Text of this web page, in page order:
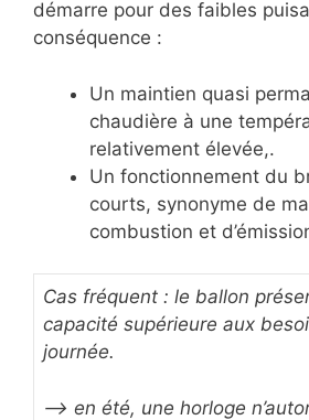
démarre pour des faibles
conséquence :
Un maintien quasi
chaudière à une
relativement élevée,.
Un fonctionnement du
courts, synonyme de
combustion et
Cas fréquent : le ballon
capacité supérieure aux
journée.
–> en été, une horloge